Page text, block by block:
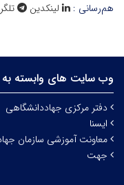
هم‌رسانی : لینکدین
وب سایت های وابسته به
دفتر مرکزی جهاددانشگاهی
ایسنا
معاونت آموزشی سازمان
جهت